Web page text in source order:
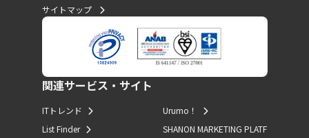
サイトマップ
関連サービス・サイト
ITトレンド
List Finder
Urumo！
SHANON MARKETING PLATF